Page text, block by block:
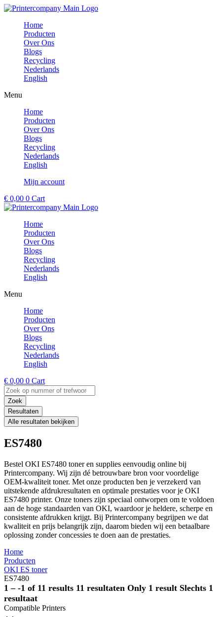
Ga
inhoud
Home
Producten
Over Ons
Blogs
Recycling
Nederlands
English
Menu
Home
Producten
Over Ons
Blogs
Recycling
Nederlands
English
Mijn account
€ 0,00 0 Cart
Home
Producten
Over Ons
Blogs
Recycling
Nederlands
English
Menu
Home
Producten
Over Ons
Blogs
Recycling
Nederlands
English
€ 0,00 0 Cart
Search
...Zoek
Resultaten
Alle resultaten bekijken
ES7480
Bestel OKI ES7480 toner en supplies eenvoudig online bij
Printercompany. Wij zijn dé betrouwbare bron voor voordelige
OEM-kwaliteit toner. Met onze producten ben je verzekerd van
uitstekende afdrukresultaten en optimale prestaties voor je OKI
ES7480 printer. Onze toners zijn speciaal ontworpen om te voldoen
aan de hoge standaarden van OKI, waardoor je heldere, scherpe en
consistente afdrukken krijgt. Bij Printercompany begrijpen we dat
kwaliteit en prijs belangrijk zijn, daarom bieden wij een betaalbare
oplossing zonder concessies te doen aan de prestaties.
Home
Producten
OKI ES toner
ES7480
1 – -1 of 11 results 11 resultaten Only 1 result Slechts 1
resultaat
Compatible Printers